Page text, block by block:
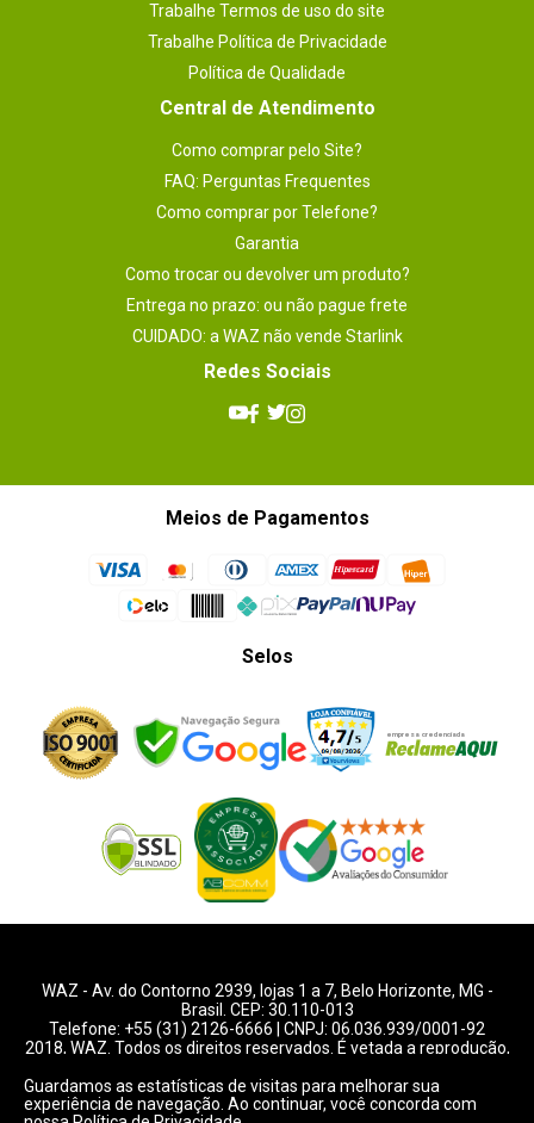
Trabalhe Termos de uso do site
Trabalhe Política de Privacidade
Política de Qualidade
Central de Atendimento
Como comprar pelo Site?
FAQ: Perguntas Frequentes
Como comprar por Telefone?
Garantia
Como trocar ou devolver um produto?
Entrega no prazo: ou não pague frete
CUIDADO: a WAZ não vende Starlink
Redes Sociais
Meios de Pagamentos
Selos
WAZ - Av. do Contorno 2939, lojas 1 a 7, Belo Horizonte, MG -
Brasil. CEP: 30.110-013
Telefone: +55 (31) 2126-6666 | CNPJ: 06.036.939/0001-92
2018, WAZ. Todos os direitos reservados. É vetada a reprodução,
Preços e condições de pagamentos válidos exclusivamente
Guardamos as estatísticas de visitas para melhorar sua
experiência de navegação. Ao continuar, você concorda com